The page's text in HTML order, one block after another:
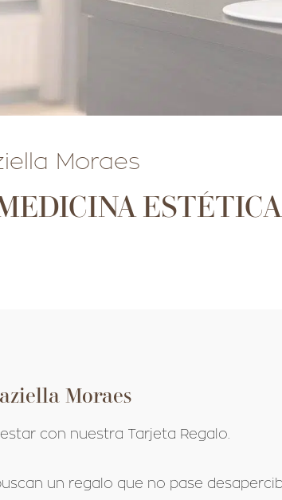
Moraes
ESTÉTICA
Moraes
con nuestra Tarjeta Regalo.
un regalo que no pase